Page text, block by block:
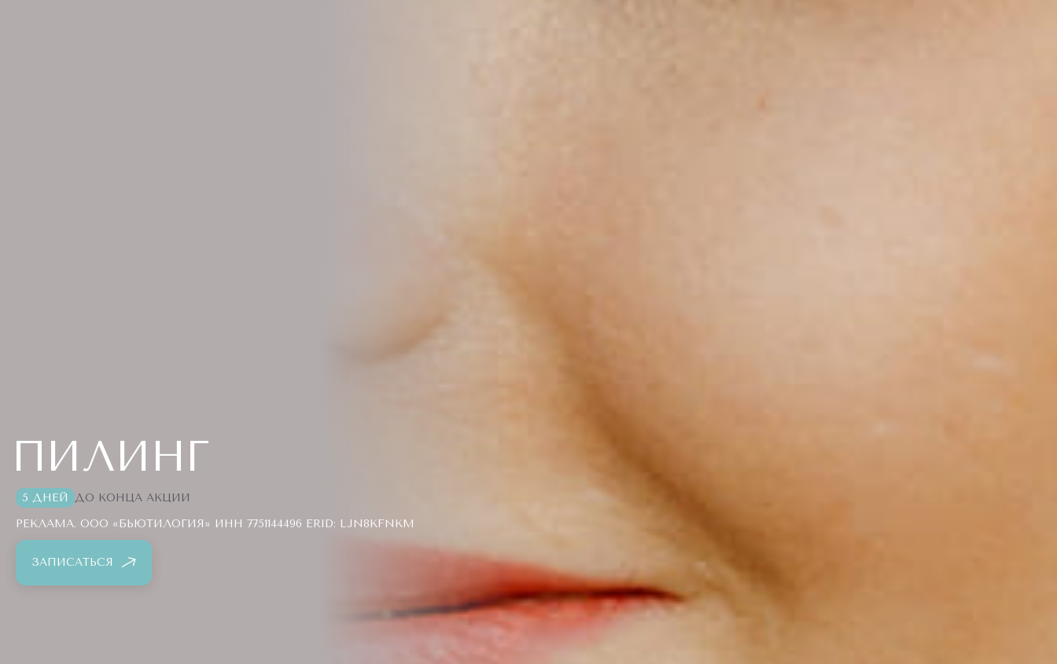
ПИЛИНГ
5 ДНЕЙ
ДО КОНЦА АКЦИИ
РЕКЛАМА. ООО «БЬЮТИЛОГИЯ» ИНН 7751144496 ERID: LJN8KFNKM
ЗАПИСАТЬСЯ